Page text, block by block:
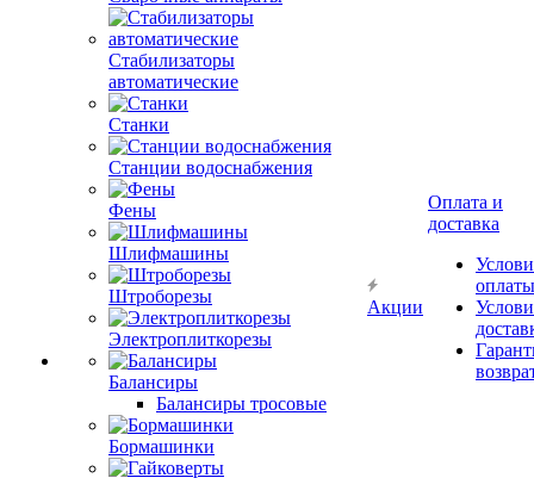
Стабилизаторы
автоматические
Станки
Станции водоснабжения
Фены
Шлифмашины
Штроборезы
Электроплиткорезы
Балансиры
Балансиры тросовые
Бормашинки
Акции
Оплата и
доставка
оплаты